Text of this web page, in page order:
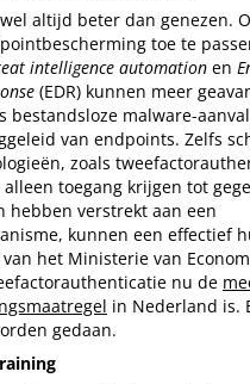
altijd beter dan genezen.
toe te
intelligence automation en
(EDR) kunnen meer
bestandsloze malware-
van endpoints. Zelfs
zoals
toegang krijgen tot
hebben verstrekt aan een
kunnen een effectief
het Ministerie van
nu de
in Nederland is.
gedaan.